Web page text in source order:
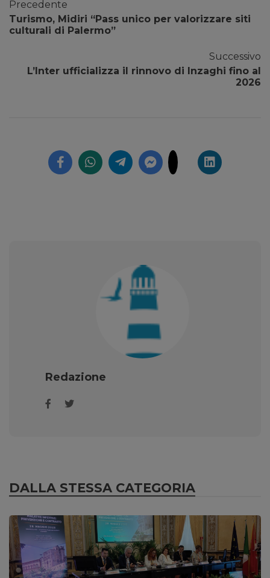
Precedente
Turismo, Midiri “Pass unico per valorizzare siti
culturali di Palermo”
Successivo
L’Inter ufficializza il rinnovo di Inzaghi fino al
2026
Redazione
DALLA STESSA CATEGORIA